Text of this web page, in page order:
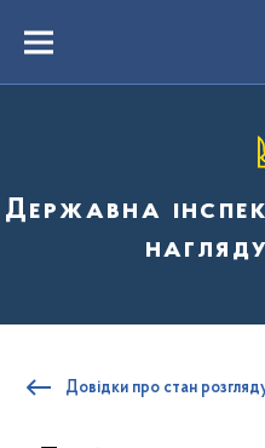
вмістуMenu
Державна
Довідки про стан